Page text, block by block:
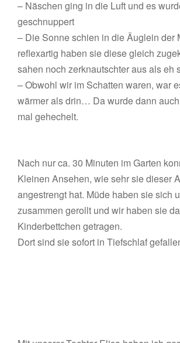
– Näschen ging in die Luft und es
geschnuppert
– Die Sonne schien in die Äuglein der
reflexartig haben sie diese gleich
sahen noch zerknautschter aus als eh
– Obwohl wir im Schatten waren, war
wärmer als drin… Da wurde dann
mal gehechelt.
Nach nur ca. 30 Minuten im Garten
Kleinen Ansehen, wie sehr sie dieser
angestrengt hat. Müde haben sie sich
zusammen gerollt und wir haben sie
Kinderbettchen getragen.
Dort sind sie sofort in Tiefschlaf